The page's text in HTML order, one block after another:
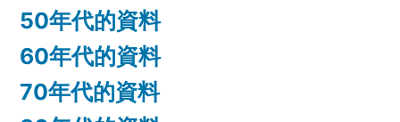
50年代的資料
60年代的資料
70年代的資料